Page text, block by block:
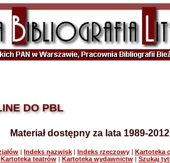
DO PBL
Materiał dostępny za lata 1989-2012
| Indeks nazwisk | Indeks rzeczowy | Kartoteka
Kartoteka teatrów| Kartoteka wydawnictw| Szukaj